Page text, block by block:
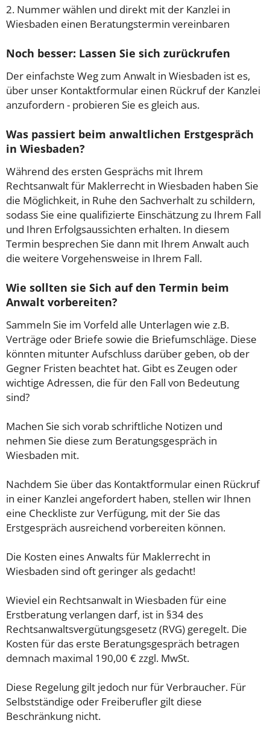
2. Nummer wählen und direkt mit der Kanzlei in
Wiesbaden einen Beratungstermin vereinbaren
Noch besser: Lassen Sie sich zurückrufen
Der einfachste Weg zum Anwalt in Wiesbaden ist es,
über unser Kontaktformular einen Rückruf der Kanzlei
anzufordern - probieren Sie es gleich aus.
Was passiert beim anwaltlichen Erstgespräch
in Wiesbaden?
Während des ersten Gesprächs mit Ihrem
Rechtsanwalt für Maklerrecht in Wiesbaden haben Sie
die Möglichkeit, in Ruhe den Sachverhalt zu schildern,
sodass Sie eine qualifizierte Einschätzung zu Ihrem Fall
und Ihren Erfolgsaussichten erhalten. In diesem
Termin besprechen Sie dann mit Ihrem Anwalt auch
die weitere Vorgehensweise in Ihrem Fall.
Wie sollten sie Sich auf den Termin beim
Anwalt vorbereiten?
Sammeln Sie im Vorfeld alle Unterlagen wie z.B.
Verträge oder Briefe sowie die Briefumschläge. Diese
könnten mitunter Aufschluss darüber geben, ob der
Gegner Fristen beachtet hat. Gibt es Zeugen oder
wichtige Adressen, die für den Fall von Bedeutung
sind?
Machen Sie sich vorab schriftliche Notizen und
nehmen Sie diese zum Beratungsgespräch in
Wiesbaden mit.
Nachdem Sie über das Kontaktformular einen Rückruf
in einer Kanzlei angefordert haben, stellen wir Ihnen
eine Checkliste zur Verfügung, mit der Sie das
Erstgespräch ausreichend vorbereiten können.
Die Kosten eines Anwalts für Maklerrecht in
Wiesbaden sind oft geringer als gedacht!
Wieviel ein Rechtsanwalt in Wiesbaden für eine
Erstberatung verlangen darf, ist in §34 des
Rechtsanwaltsvergütungsgesetz (RVG) geregelt. Die
Kosten für das erste Beratungsgespräch betragen
demnach maximal 190,00 € zzgl. MwSt.
Diese Regelung gilt jedoch nur für Verbraucher. Für
Selbstständige oder Freiberufler gilt diese
Beschränkung nicht.